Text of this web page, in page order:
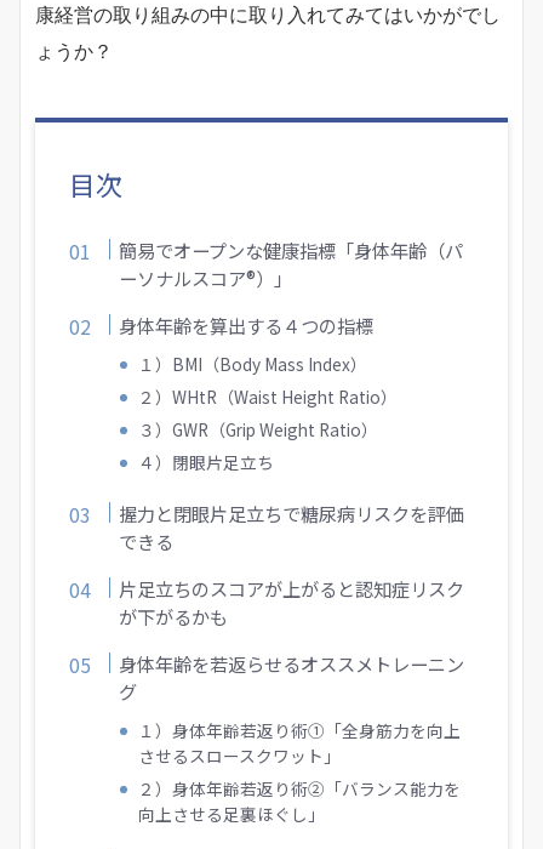
康経営の取り組みの中に取り入れてみてはいかがでし
ょうか？
目次
簡易でオープンな健康指標「身体年齢（パ
ーソナルスコア®）」
身体年齢を算出する４つの指標
１）BMI（Body Mass Index）
２）WHtR（Waist Height Ratio）
３）GWR（Grip Weight Ratio）
４）閉眼片足立ち
握力と閉眼片足立ちで糖尿病リスクを評価
できる
片足立ちのスコアが上がると認知症リスク
が下がるかも
身体年齢を若返らせるオススメトレーニン
グ
１）身体年齢若返り術①「全身筋力を向上
させるスロースクワット」
２）身体年齢若返り術②「バランス能力を
向上させる足裏ほぐし」